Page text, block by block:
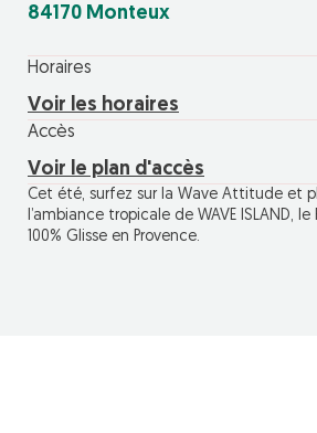
84170 Monteux
Horaires
Voir les horaires
Accès
Voir le plan d'accès
Cet été, surfez sur la Wave Attitude et
l’ambiance tropicale de WAVE ISLAND,
100% Glisse en Provence.